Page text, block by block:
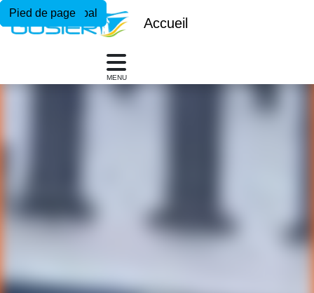
Menu principal
Contenu principal
Pied de page
Accueil
MENU